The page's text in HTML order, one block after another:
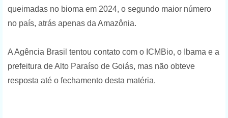
queimadas no bioma em 2024, o segundo maior número
no país, atrás apenas da Amazônia.
A Agência Brasil tentou contato com o ICMBio, o Ibama e a
prefeitura de Alto Paraíso de Goiás, mas não obteve
resposta até o fechamento desta matéria.